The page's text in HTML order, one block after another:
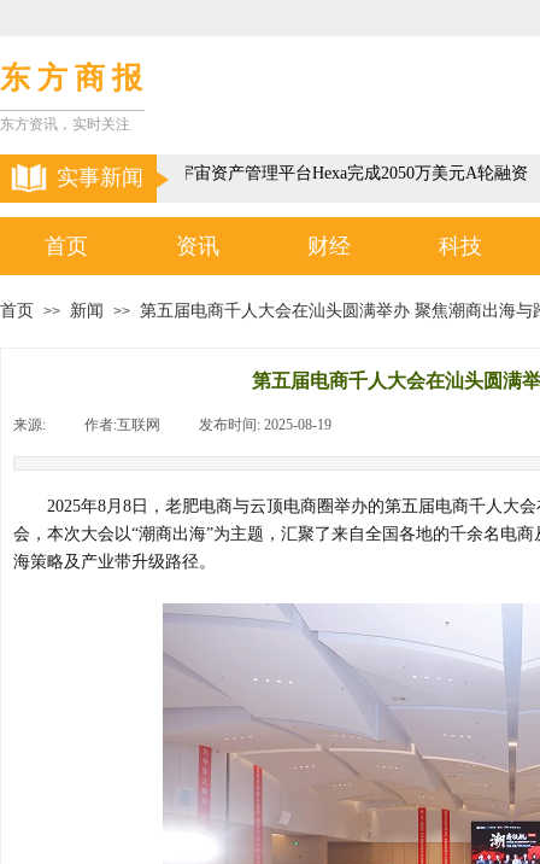
以色列3D元宇宙资产管理平台Hexa完成2050万美元A轮融资
东 方 商 报
实事新闻
东方资讯，实时关注
首页 资讯 财经 科技
首页 >> 新闻 >> 第五届电商千人大会在汕头圆满举办 聚焦潮商出海与
第五届电商千人大会在汕头圆满
来源: 作者:互联网 发布时间: 2025-08-19
2025年8月8日，老肥电商与云顶电商圈举办的第五届电商千人大
会，本次大会以“潮商出海”为主题，汇聚了来自全国各地的千余名电
海策略及产业带升级路径。